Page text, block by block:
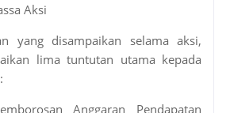
Aksi
yang disampaikan selama aksi,
lima tuntutan utama kepada
Anggaran Pendapatan